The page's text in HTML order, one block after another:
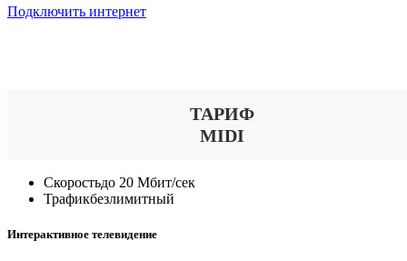
Подключить интернет
ТАРИФ
MIDI
Скоростьдо 20 Мбит/сек
Трафикбезлимитный
Интерактивное телевидение